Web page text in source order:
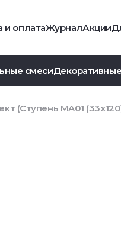
и оплатаЖурналАкции
смеси
(Ступень MA01